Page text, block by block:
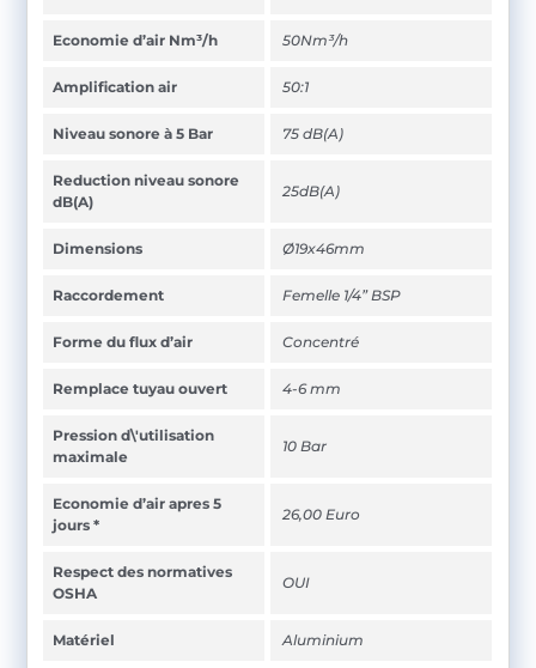
Economie d’air Nm³/h 50Nm³/h
Amplification air 50:1
Niveau sonore à 5 Bar 75 dB(A)
Reduction niveau sonore
dB(A)
25dB(A)
Dimensions Ø19x46mm
Raccordement Femelle 1/4” BSP
Forme du flux d’air Concentré
Remplace tuyau ouvert 4-6 mm
Pression d\'utilisation
maximale
10 Bar
Economie d’air apres 5
jours *
26,00 Euro
Respect des normatives
OSHA
OUI
Matériel Aluminium